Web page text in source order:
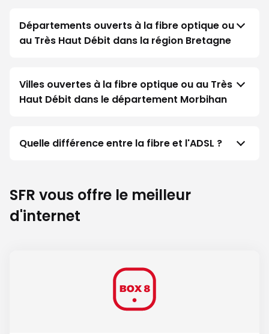
Départements ouverts à la fibre optique ou
au Très Haut Débit dans la région Bretagne
Villes ouvertes à la fibre optique ou au Très
Haut Débit dans le département Morbihan
Quelle différence entre la fibre et l'ADSL ?
SFR vous offre le meilleur
d'internet